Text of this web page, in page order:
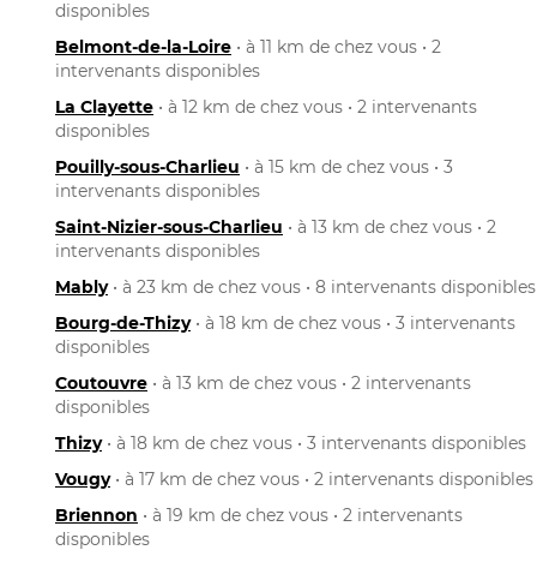
disponibles
Belmont-de-la-Loire • à 11 km de chez vous • 2
intervenants disponibles
La Clayette • à 12 km de chez vous • 2 intervenants
disponibles
Pouilly-sous-Charlieu • à 15 km de chez vous • 3
intervenants disponibles
Saint-Nizier-sous-Charlieu • à 13 km de chez vous • 2
intervenants disponibles
Mably• à 23 km de chez vous • 8 intervenants disponibles
Bourg-de-Thizy• à 18 km de chez vous • 3 intervenants
disponibles
Coutouvre • à 13 km de chez vous • 2 intervenants
disponibles
Thizy• à 18 km de chez vous • 3 intervenants disponibles
Vougy• à 17 km de chez vous • 2 intervenants disponibles
Briennon • à 19 km de chez vous • 2 intervenants
disponibles